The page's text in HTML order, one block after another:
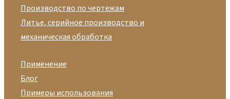
Производство по чертежам
Литье, серийное производство и
механическая обработка
Применение
Блог
Примеры использования